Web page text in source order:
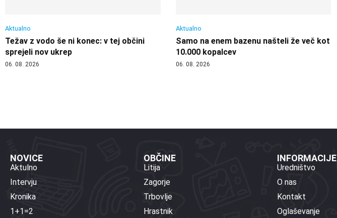
Aktualno
Težav z vodo še ni konec: v tej občini
sprejeli nov ukrep
06. 08. 2026
Aktualno
Samo na enem bazenu našteli že več kot
10.000 kopalcev
06. 08. 2026
NOVICE
Aktulno
Intervju
Kronika
1+1=2
OBČINE
Litija
Zagorje
Trbovlje
Hrastnik
INFORMACIJE
Uredništvo
O nas
Kontakt
Oglaševanje